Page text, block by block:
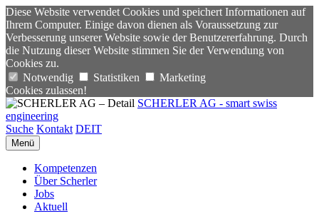
Diese Website verwendet Cookies und speichert Informationen auf
Ihrem Computer. Einige davon dienen als Voraussetzung zur
Verbesserung unserer Website sowie der Benutzererfahrung. Durch
die Nutzung dieser Website stimmen Sie der Verwendung von
Cookies zu.
Notwendig
Statistiken
Marketing
Cookies zulassen!
SCHERLER AG - smart swiss
engineering
Suche Kontakt DEIT
Menü
Kompetenzen
Über Scherler
Jobs
Aktuell